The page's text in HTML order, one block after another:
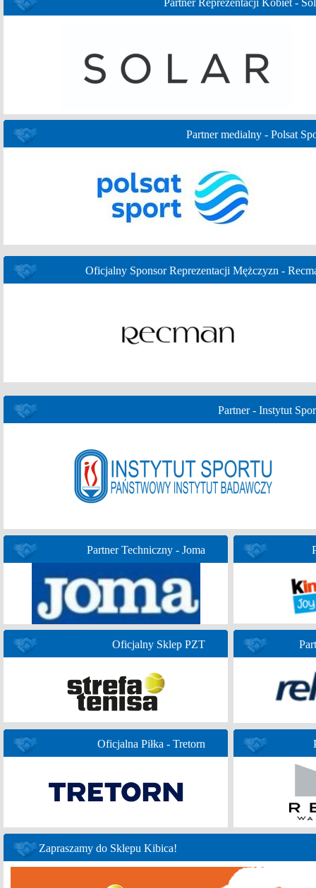
Partner Reprezentacji Kobiet -
Partner medialny - Polsat
Oficjalny Sponsor Reprezentacji Mężczyzn -
Partner - Instytut
Partner Techniczny - Joma
Oficjalny Sklep PZT
Oficjalna Piłka - Tretorn
Zapraszamy do Sklepu Kibica!